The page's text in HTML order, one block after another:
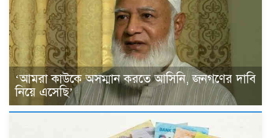
‘আমরা কাউকে অসম্মান করতে আসিনি, জনগণের দাবি
নিয়ে এসেছি’